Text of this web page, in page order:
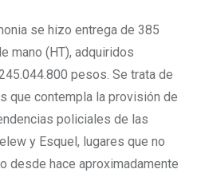
se hizo entrega de 385
mano (HT), adquiridos
pesos. Se trata de
que contempla la provisión de
policiales de las
y Esquel, lugares que no
desde hace aproximadamente